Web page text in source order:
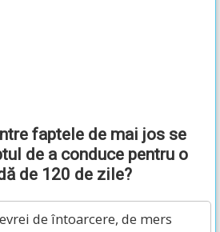
faptele de mai jos se
de a conduce pentru o
de 120 de zile?
de întoarcere, de mers